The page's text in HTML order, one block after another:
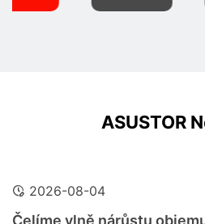
ASUSTOR
2026-08-04
Čelíme vlně nárůstu